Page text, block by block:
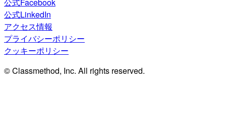
公式Facebook
公式LinkedIn
アクセス情報
プライバシーポリシー
クッキーポリシー
© Classmethod, Inc. All rights reserved.